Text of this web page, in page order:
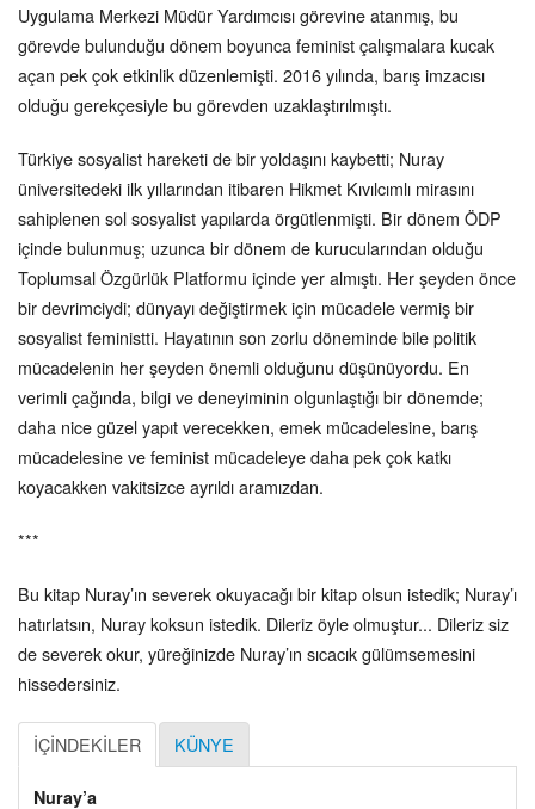
Uygulama Merkezi Müdür Yardımcısı görevine atanmış, bu
görevde bulunduğu dönem boyunca feminist çalışmalara kucak
açan pek çok etkinlik düzenlemişti. 2016 yılında, barış imzacısı
olduğu gerekçesiyle bu görevden uzaklaştırılmıştı.
Türkiye sosyalist hareketi de bir yoldaşını kaybetti; Nuray
üniversitedeki ilk yıllarından itibaren Hikmet Kıvılcımlı mirasını
sahiplenen sol sosyalist yapılarda örgütlenmişti. Bir dönem ÖDP
içinde bulunmuş; uzunca bir dönem de kurucularından olduğu
Toplumsal Özgürlük Platformu içinde yer almıştı. Her şeyden önce
bir devrimciydi; dünyayı değiştirmek için mücadele vermiş bir
sosyalist feministti. Hayatının son zorlu döneminde bile politik
mücadelenin her şeyden önemli olduğunu düşünüyordu. En
verimli çağında, bilgi ve deneyiminin olgunlaştığı bir dönemde;
daha nice güzel yapıt verecekken, emek mücadelesine, barış
mücadelesine ve feminist mücadeleye daha pek çok katkı
koyacakken vakitsizce ayrıldı aramızdan.
***
Bu kitap Nuray’ın severek okuyacağı bir kitap olsun istedik; Nuray’ı
hatırlatsın, Nuray koksun istedik. Dileriz öyle olmuştur... Dileriz siz
de severek okur, yüreğinizde Nuray’ın sıcacık gülümsemesini
hissedersiniz.
İÇİNDEKİLER KÜNYE
Nuray’a